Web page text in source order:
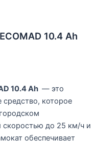
10.4 Ah
10.4 Ah — это
средство, которое
до 25 км/ч и
обеспечивает